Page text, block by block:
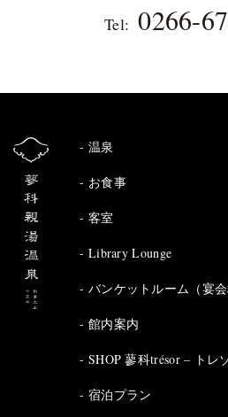
Tel: 0266-
温泉
お食事
客室
Library Lounge
バンケットルーム（宴会
館内案内
SHOP 蓼科trésor – トレ
宿泊プラン